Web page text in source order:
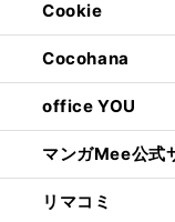
Cookie
Cocohana
office YOU
マンガMee公式
リマコミ